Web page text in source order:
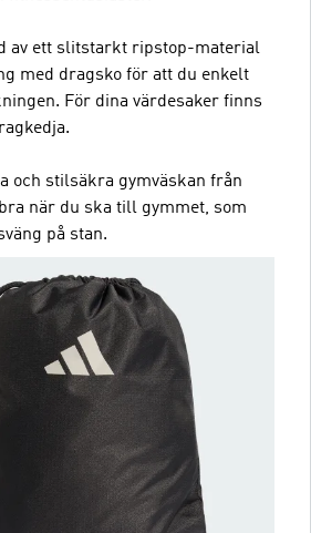
av ett slitstarkt ripstop-material
med dragsko för att du enkelt
För dina värdesaker finns
och stilsäkra gymväskan från
när du ska till gymmet, som
på stan.